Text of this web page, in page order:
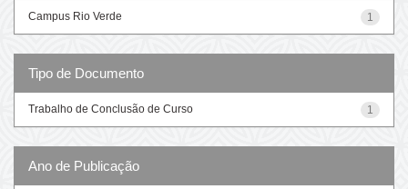
1
Campus Rio Verde
Tipo de Documento
1
Trabalho de Conclusão de Curso
Ano de Publicação